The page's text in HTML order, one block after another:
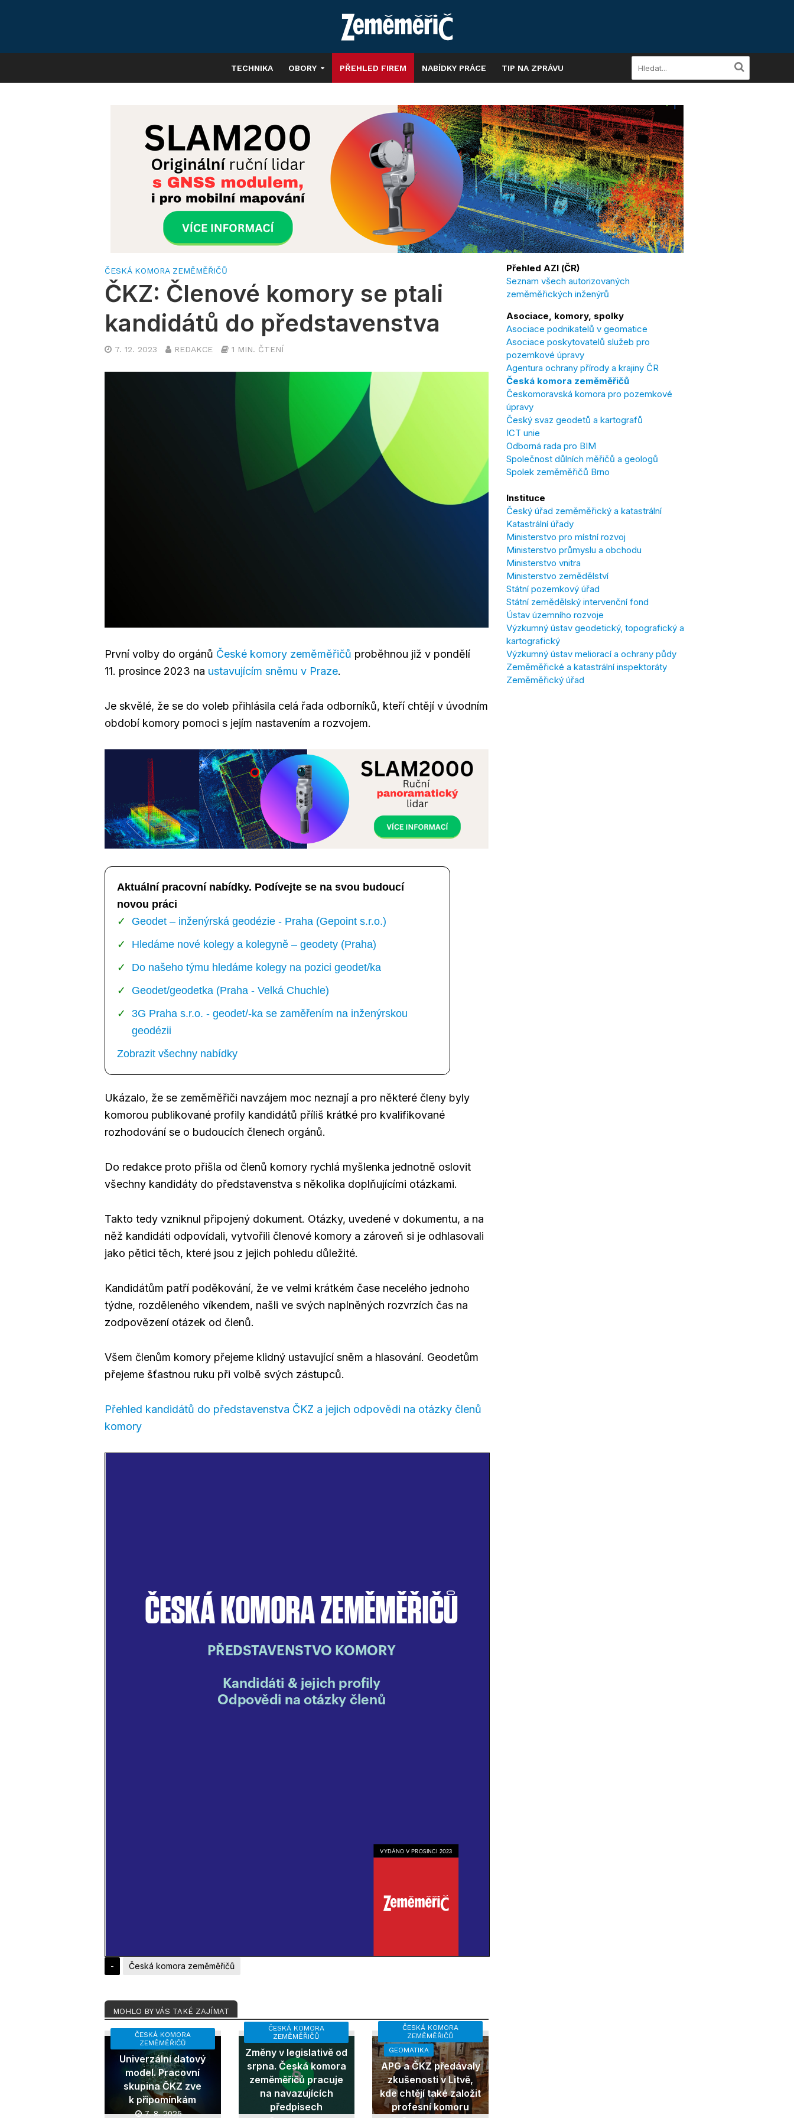
TECHNIKA OBORY PŘEHLED FIREM NABÍDKY PRÁCE TIP NA ZPRÁVU
ČESKÁ KOMORA ZEMĚMĚŘIČŮ
ČKZ: Členové komory se ptali
kandidátů do představenstva
7. 12. 2023 REDAKCE 1 MIN. ČTENÍ
První volby do orgánů České komory zeměměřičů proběhnou již v pondělí
11. prosince 2023 na ustavujícím sněmu v Praze.
Je skvělé, že se do voleb přihlásila celá řada odborníků, kteří chtějí v úvodním
období komory pomoci s jejím nastavením a rozvojem.
Aktuální pracovní nabídky. Podívejte se na svou budoucí
novou práci
Geodet – inženýrská geodézie - Praha (Gepoint s.r.o.)
Hledáme nové kolegy a kolegyně – geodety (Praha)
Do našeho týmu hledáme kolegy na pozici geodet/ka
Geodet/geodetka (Praha - Velká Chuchle)
3G Praha s.r.o. - geodet/-ka se zaměřením na inženýrskou
geodézii
Zobrazit všechny nabídky
Ukázalo, že se zeměměřiči navzájem moc neznají a pro některé členy byly
komorou publikované profily kandidátů příliš krátké pro kvalifikované
rozhodování se o budoucích členech orgánů.
Do redakce proto přišla od členů komory rychlá myšlenka jednotně oslovit
všechny kandidáty do představenstva s několika doplňujícími otázkami.
Takto tedy vzniknul připojený dokument. Otázky, uvedené v dokumentu, a na
něž kandidáti odpovídali, vytvořili členové komory a zároveň si je odhlasovali
jako pětici těch, které jsou z jejich pohledu důležité.
Kandidátům patří poděkování, že ve velmi krátkém čase necelého jednoho
týdne, rozděleného víkendem, našli ve svých naplněných rozvrzích čas na
zodpovězení otázek od členů.
Všem členům komory přejeme klidný ustavující sněm a hlasování. Geodetům
přejeme šťastnou ruku při volbě svých zástupců.
Přehled kandidátů do představenstva ČKZ a jejich odpovědi na otázky členů
komory
- Česká komora zeměměřičů
MOHLO BY VÁS TAKÉ ZAJÍMAT
ČESKÁ KOMORA
ZEMĚMĚŘIČŮ
Univerzální datový
model. Pracovní
skupina ČKZ zve
k připomínkám
7. 8. 2025
ČESKÁ KOMORA
ZEMĚMĚŘIČŮ
Změny v legislativě od
srpna. Česká komora
zeměměřičů pracuje
na navazujících
předpisech
ČESKÁ KOMORA
ZEMĚMĚŘIČŮ
GEOMATIKA
APG a ČKZ předávaly
zkušenosti v Litvě,
kde chtějí také založit
profesní komoru
Přehled AZI (ČR)
Seznam všech autorizovaných
zeměměřických inženýrů
Asociace, komory, spolky
Asociace podnikatelů v geomatice
Asociace poskytovatelů služeb pro
pozemkové úpravy
Agentura ochrany přírody a krajiny ČR
Česká komora zeměměřičů
Českomoravská komora pro pozemkové
úpravy
Český svaz geodetů a kartografů
ICT unie
Odborná rada pro BIM
Společnost důlních měřičů a geologů
Spolek zeměměřičů Brno
Instituce
Český úřad zeměměřický a katastrální
Katastrální úřady
Ministerstvo pro místní rozvoj
Ministerstvo průmyslu a obchodu
Ministerstvo vnitra
Ministerstvo zemědělství
Státní pozemkový úřad
Státní zemědělský intervenční fond
Ústav územního rozvoje
Výzkumný ústav geodetický, topografický a
kartografický
Výzkumný ústav meliorací a ochrany půdy
Zeměměřické a katastrální inspektoráty
Zeměměřický úřad